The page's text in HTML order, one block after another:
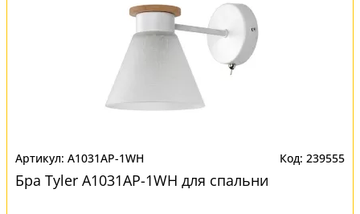
A1031AP-1WH 239555
Бра Tyler A1031AP-1WH для спальни